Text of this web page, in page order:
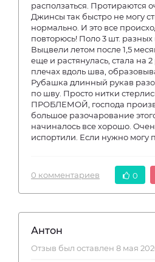
расползаться. Протираются
Джинсы так быстро не могу
нормально. И это все
повторюсь! Поло 3 шт. разных
Выцвели летом после 1,5 месяцев
еще и растянулась, стала на
плечах вдоль шва,
Рубашка длинный рукав
по шву. Просто нитки стерлись.
ПРОБЛЕМОЙ, господа
большое разочарование
начиналось все хорошо.
испортили. Если нужно могу
0 комментариев 0
Антон
Отзыв был